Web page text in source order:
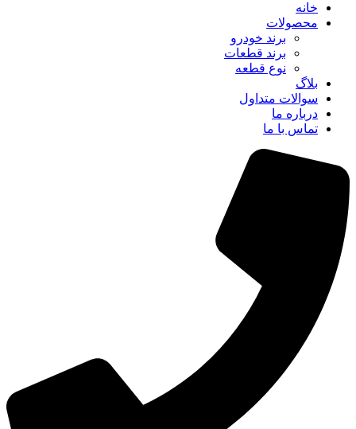
خانه
محصولات
برند خودرو
برند قطعات
نوع قطعه
بلاگ
سوالات متداول
درباره ما
تماس با ما